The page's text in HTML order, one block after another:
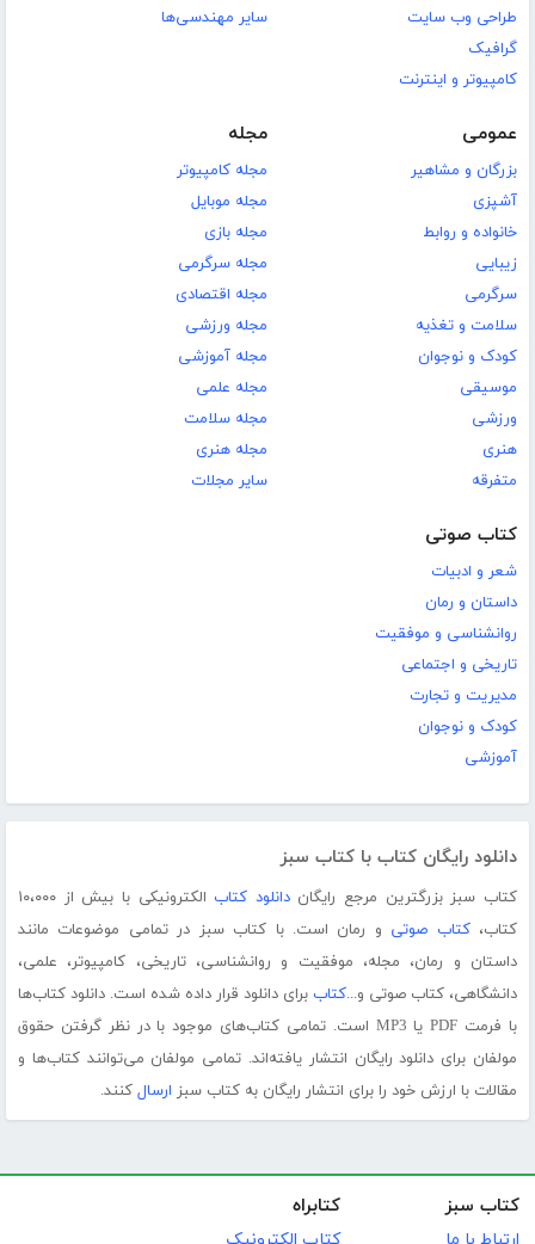
طراحی وب سایت
گرافیک
کامپیوتر و اینترنت
سایر مهندسی‌ها
عمومی
بزرگان و مشاهیر
آشپزی
خانواده و روابط
زیبایی
سرگرمی
سلامت و تغذیه
کودک و نوجوان
موسیقی
ورزشی
هنری
متفرقه
مجله
مجله کامپیوتر
مجله موبایل
مجله بازی
مجله سرگرمی
مجله اقتصادی
مجله ورزشی
مجله آموزشی
مجله علمی
مجله سلامت
مجله هنری
سایر مجلات
کتاب صوتی
شعر و ادبیات
داستان و رمان
روانشناسی و موفقیت
تاریخی و اجتماعی
مدیریت و تجارت
کودک و نوجوان
آموزشی
دانلود رایگان کتاب با کتاب سبز
کتاب سبز بزرگترین مرجع رایگاندانلود کتاب
الکترونیکی با بیش از ۱۰،۰۰۰
کتاب،کتاب صوتی و رمان است. با کتاب سبز در تمامی موضوعات مانند
داستان و رمان، مجله، موفقیت و روانشناسی، تاریخی، کامپیوتر، علمی،
دانشگاهی، کتاب صوتی و...کتاب برای دانلود قرار داده شده است. دانلود کتاب‌ها
با فرمت PDF یا MP3 است. تمامی کتاب‌های موجود با در نظر گرفتن حقوق
مولفان برای دانلود رایگان انتشار یافته‌اند. تمامی مولفان می‌توانند کتاب‌ها و
مقالات با ارزش خود را برای انتشار رایگان به کتاب سبز ارسال کنند.
کتاب سبز کتابراه